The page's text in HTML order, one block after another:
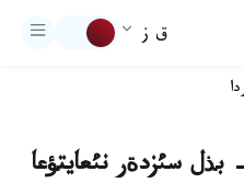
ق ز
سئزدةر نئعايتؤعا